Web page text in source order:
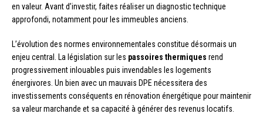
en valeur. Avant d’investir, faites réaliser un diagnostic technique
approfondi, notamment pour les immeubles anciens.
L’évolution des normes environnementales constitue désormais un
enjeu central. La législation sur les passoires thermiques rend
progressivement inlouables puis invendables les logements
énergivores. Un bien avec un mauvais DPE nécessitera des
investissements conséquents en rénovation énergétique pour maintenir
sa valeur marchande et sa capacité à générer des revenus locatifs.